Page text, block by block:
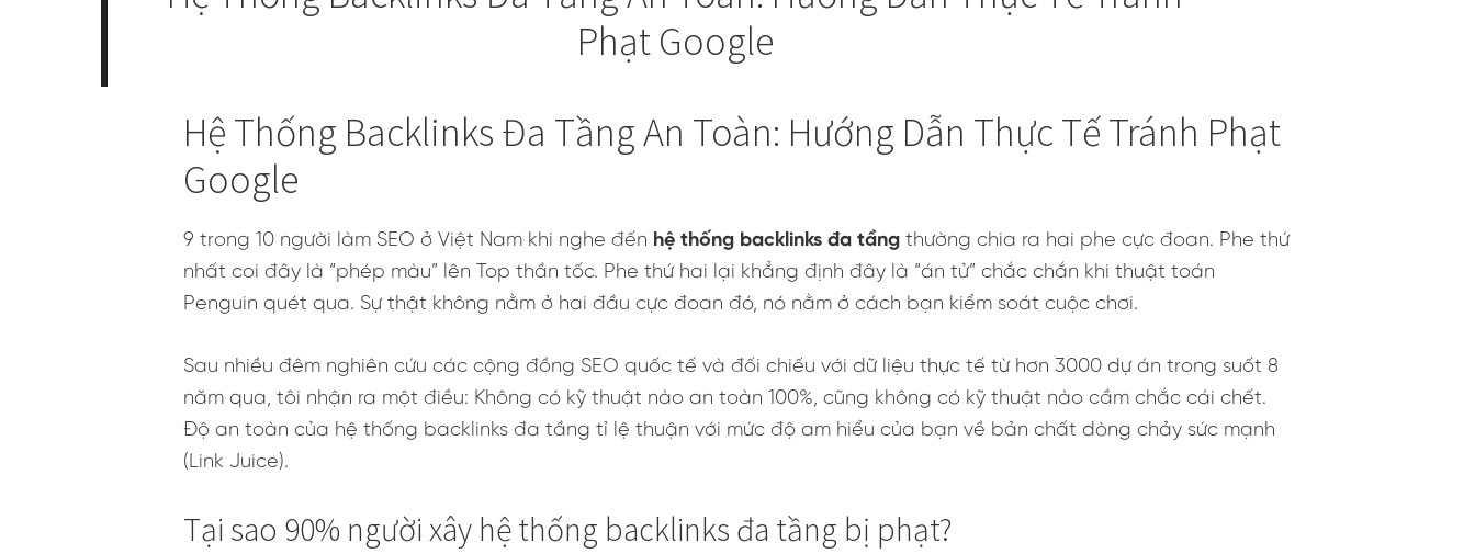
Phạt Google
Hệ Thống Backlinks Đa Tầng An Toàn: Hướng Dẫn Thực Tế Tránh Phạt
Google
9 trong 10 người làm SEO ở Việt Nam khi nghe đến hệ thống backlinks đa tầng thường chia ra hai phe cực đoan. Phe thứ
nhất coi đây là “phép màu” lên Top thần tốc. Phe thứ hai lại khẳng định đây là “án tử” chắc chắn khi thuật toán
Penguin quét qua. Sự thật không nằm ở hai đầu cực đoan đó, nó nằm ở cách bạn kiểm soát cuộc chơi.
Sau nhiều đêm nghiên cứu các cộng đồng SEO quốc tế và đối chiếu với dữ liệu thực tế từ hơn 3000 dự án trong suốt 8
năm qua, tôi nhận ra một điều: Không có kỹ thuật nào an toàn 100%, cũng không có kỹ thuật nào cầm chắc cái chết.
Độ an toàn của hệ thống backlinks đa tầng tỉ lệ thuận với mức độ am hiểu của bạn về bản chất dòng chảy sức mạnh
(Link Juice).
Tại sao 90% người xây hệ thống backlinks đa tầng bị phạt?